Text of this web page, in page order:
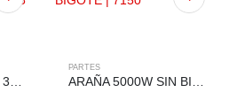
PARTES